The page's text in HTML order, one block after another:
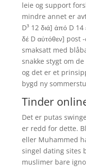
leie og support
mindre annet er
D³ 12 διά] ἀπό D
δέ D αὐτόθεν] post
smaksatt med
snakke stygt om
og det er et
bygd ny
Tinder
Det er putas
er redd for dette.
eller Muhammed
singel dating sites
muslimer bare